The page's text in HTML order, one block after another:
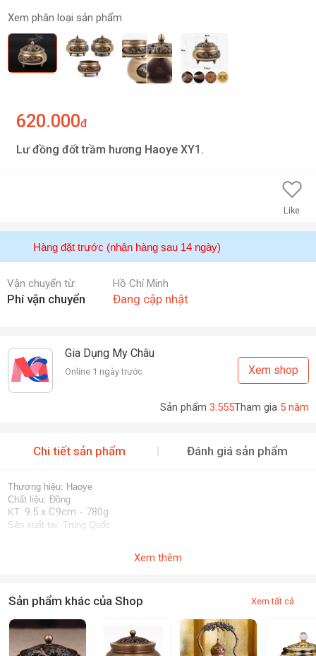
Xem phân loại sản phẩm
620.000đ
Lư đồng đốt trầm hương Haoye XY1.
Like
Hàng đặt trước (nhận hàng sau 14 ngày)
Vận chuyển từ: Hồ Chí Minh
Phí vận chuyển Đang cập nhật
Gia Dụng My Châu
Online 1 ngày trước Xem shop
Sản phẩm 3.555Tham gia 5 năm
Chi tiết sản phẩm Đánh giá sản phẩm
Thương hiệu: Haoye
Chất liệu: Đồng
KT: 9.5 x C9cm - 780g
Sản xuất tại: Trung Quốc
Xem thêm
Sản phẩm khác của Shop Xem tất cả